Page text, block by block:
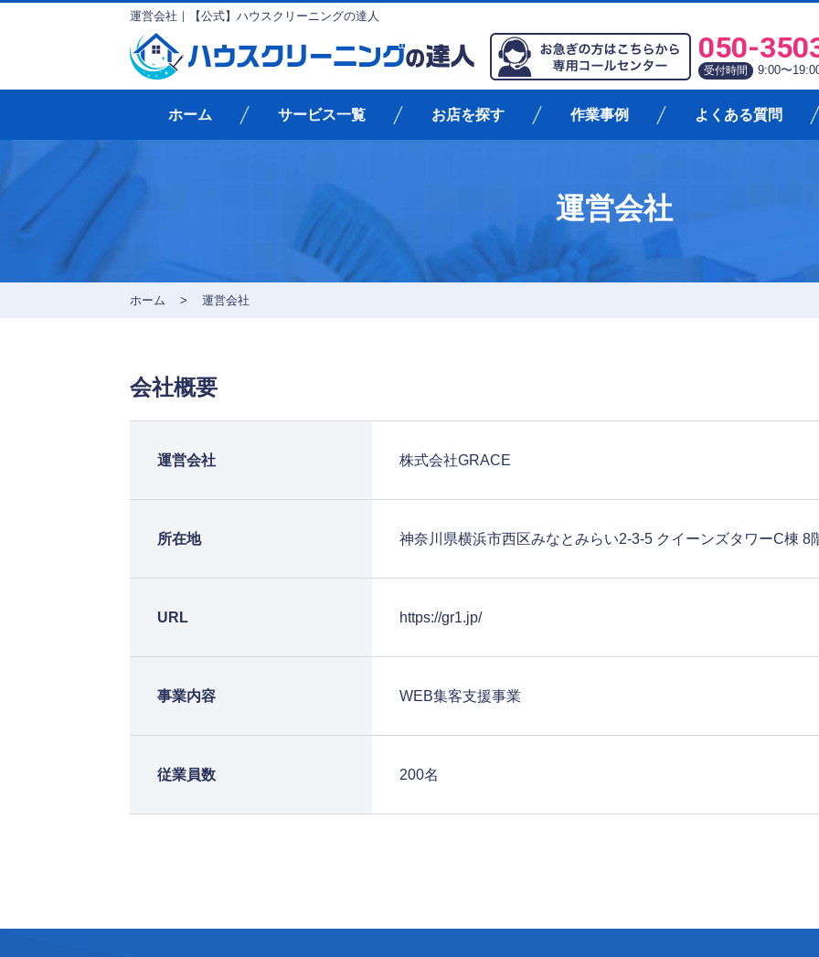
運営会社｜【公式】ハウスクリーニングの達人
050-
受付時間 9:00〜
ホーム サービス一覧 お店を探す 作業事例 よくある質問
運営会社
ホーム > 運営会社
会社概要
運営会社 株式会社GRACE
所在地 神奈川県横浜市西区みなとみらい2-3-5 クイーンズタワーC棟 8
URL https://gr1.jp/
事業内容 WEB集客支援事業
従業員数 200名